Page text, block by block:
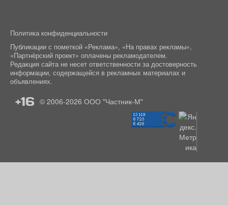
Политика конфиденциальности
Публикации с пометкой «Реклама», «На правах рекламы»,
«Партнёрский проект» оплачены рекламодателем.
Редакция сайта не несет ответственности за достоверность
информации, содержащейся в рекламных материалах и
объявлениях.
+16 © 2006-2026 ООО "Частник-М"